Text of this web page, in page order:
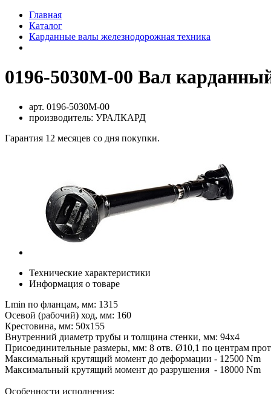
Главная
Каталог
Карданные валы железнодорожная техника
0196-5030М-00 Вал
арт. 0196-5030М-00
производитель: УРАЛКАРД
Гарантия 12 месяцев со дня покупки.
Технические характеристики
Информация о товаре
Lmin по фланцам, мм: 1315
Осевой (рабочий) ход, мм: 160
Крестовина, мм: 50х155
Внутренний диаметр трубы и толщина стенки, мм: 94х4
Присоединительные размеры, мм: 8 отв. Ø10,1 по центрам
Максимальный крутящий момент до деформации - 12500 Nm
Максимальный крутящий момент до разрушения - 18000 Nm
Особенности исполнения: